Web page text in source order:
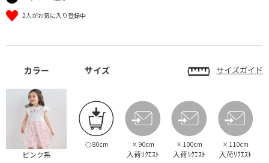
2人がお気に入り登録中
カラー サイズ サイズガイド
ピンク系
○80cm × 90cm
入荷ﾘｸｴｽﾄ
× 100cm
入荷ﾘｸｴｽﾄ
× 110cm
入荷ﾘｸｴｽﾄ